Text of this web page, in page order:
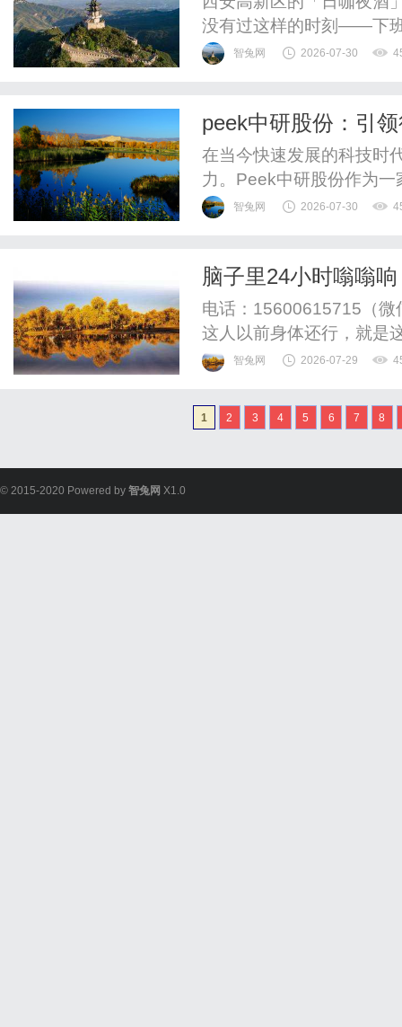
没有过这样的时刻——下
夜店的喧嚣？想找个地方
是你还没发现。樽Club，
智兔网 2026-07-30
peek中研股份：引
在当今快速发展的科技时
力。Peek中研股份作为
借其强大的研发能力和市
研股份成立于2000年，总
智兔网 2026-07-30
脑子里24小时嗡嗡
方子补上去，声音自
电话：15600615715（微
这人以前身体还行，就是
耳鸣，而是一种沉闷的、
挺开朗一人，现在变得特
工作压力大，带他看了不
智兔网 2026-07-29
1 2 3 4 5 6 7 8
© 2015-2020 Powered by 智兔网 X1.0